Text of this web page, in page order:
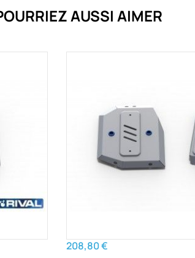
AUSSI AIMER
208,80 €